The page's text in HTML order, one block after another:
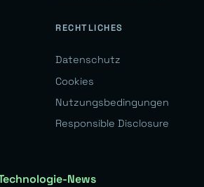
RECHTLICHES
Datenschutz
Cookies
Nutzungsbedingungen
Responsible Disclosure
News